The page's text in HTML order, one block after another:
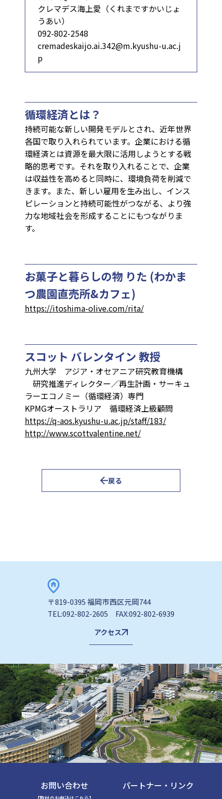
クレマデス海上愛（くれまですかいじょ
うあい）
092-802-2548
cremadeskaijo.ai.342@m.kyushu-u.ac.j
p
循環経済とは？
持続可能な新しい開発モデルとされ、近年世界
各国で取り入れられています。企業における循
環経済とは資源を最大限に活用しようとする戦
略的思考です。それを取り入れることで、企業
は収益性を高めると同時に、環境負荷を削減で
きます。また、新しい雇用を生み出し、インス
ピレーションと持続可能性がつながる、より強
力な地域社会を形成することにもつながりま
す。
お菓子と暮らしの物 りた (わかま
つ農園直売所&カフェ)
https://itoshima-olive.com/rita/
スコット バレンタイン 教授
九州大学 アジア・オセアニア研究教育機構
研究推進ディレクター／再生計画・サーキュ
ラーエコノミー（循環経済）専門
KPMGオーストラリア 循環経済上級顧問
https://q-aos.kyushu-u.ac.jp/staff/183/
http://www.scottvalentine.net/
戻る
〒819-0395 福岡市西区元岡744
TEL:092-802-2605 FAX:092-802-6939
アクセス
お問い合わせ パートナー・リンク